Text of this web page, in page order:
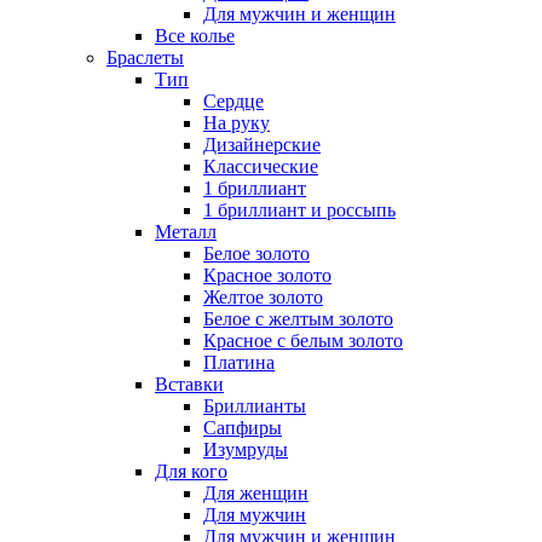
Для мужчин и женщин
Все колье
Браслеты
Тип
Сердце
На руку
Дизайнерские
Классические
1 бриллиант
1 бриллиант и россыпь
Металл
Белое золото
Красное золото
Желтое золото
Белое с желтым золото
Красное с белым золото
Платина
Вставки
Бриллианты
Сапфиры
Изумруды
Для кого
Для женщин
Для мужчин
Для мужчин и женщин